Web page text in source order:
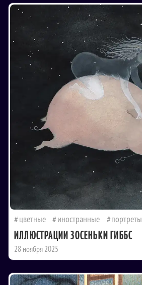
цветные иностранные портреты
ИЛЛЮСТРАЦИИ ЗОСЕНЬКИ ГИББС
28 ноября 2025